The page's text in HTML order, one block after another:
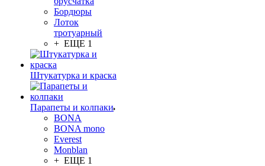
Бордюры
Лоток
тротуарный
+ ЕЩЕ 1
Штукатурка и краска
Парапеты и колпаки
BONA
BONA mono
Everest
Monblan
+ ЕЩЕ 1